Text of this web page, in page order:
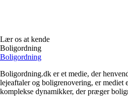
Lær os at kende
Boligordning
Boligordning
Boligordning.dk er et medie, der
lejeaftaler og boligrenovering, er mediet
komplekse dynamikker, der præger